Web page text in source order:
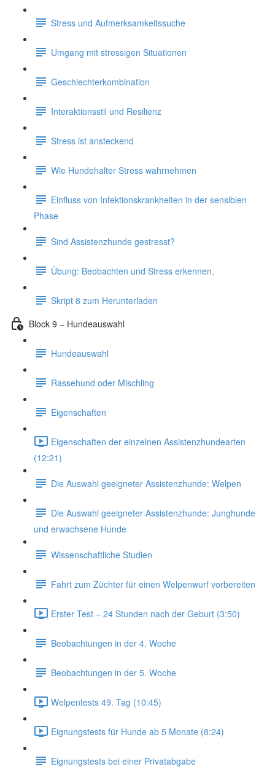
Stress und Aufmerksamkeitssuche
Umgang mit stressigen Situationen
Geschlechterkombination
Interaktionsstil und Resilienz
Stress ist ansteckend
Wie Hundehalter Stress wahrnehmen
Einfluss von Infektionskrankheiten in der sensiblen
Phase
Sind Assistenzhunde gestresst?
Übung: Beobachten und Stress erkennen.
Skript 8 zum Herunterladen
Block 9 – Hundeauswahl
Hundeauswahl
Rassehund oder Mischling
Eigenschaften
Eigenschaften der einzelnen Assistenzhundearten
(12:21)
Die Auswahl geeigneter Assistenzhunde: Welpen
Die Auswahl geeigneter Assistenzhunde: Junghunde
und erwachsene Hunde
Wissenschaftliche Studien
Fahrt zum Züchter für einen Welpenwurf vorbereiten
Erster Test – 24 Stunden nach der Geburt (3:50)
Beobachtungen in der 4. Woche
Beobachtungen in der 5. Woche
Welpentests 49. Tag (10:45)
Eignungstests für Hunde ab 5 Monate (8:24)
Eignungstests bei einer Privatabgabe